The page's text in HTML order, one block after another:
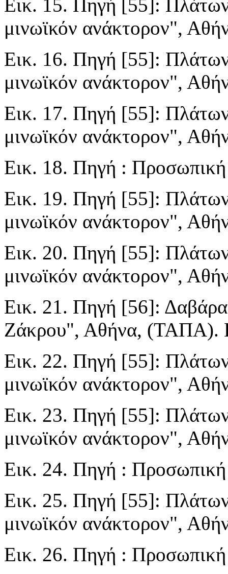
Εικ. 15. Πηγή [55]:
μινωϊκόν ανάκτορον",
Εικ. 16. Πηγή [55]:
μινωϊκόν ανάκτορον",
Εικ. 17. Πηγή [55]:
μινωϊκόν ανάκτορον",
Εικ. 18. Πηγή :
Εικ. 19. Πηγή [55]:
μινωϊκόν ανάκτορον",
Εικ. 20. Πηγή [55]:
μινωϊκόν ανάκτορον",
Εικ. 21. Πηγή [56]:
Ζάκρου", Αθήνα, (ΤΑΠΑ).
Εικ. 22. Πηγή [55]:
μινωϊκόν ανάκτορον",
Εικ. 23. Πηγή [55]:
μινωϊκόν ανάκτορον",
Εικ. 24. Πηγή :
Εικ. 25. Πηγή [55]:
μινωϊκόν ανάκτορον",
Εικ. 26. Πηγή :